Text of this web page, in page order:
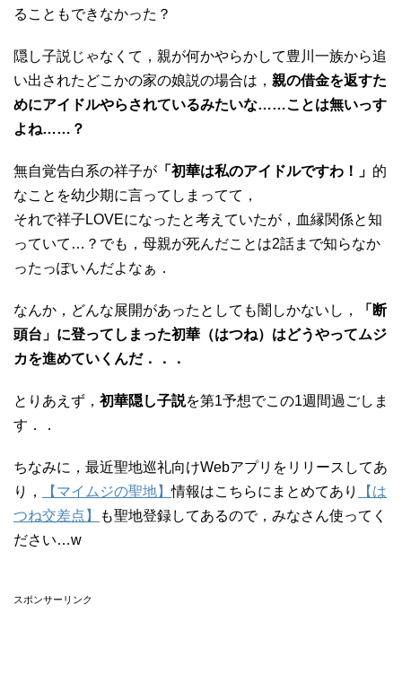
ることもできなかった？
隠し子説じゃなくて，親が何かやらかして豊川一族から追
い出されたどこかの家の娘説の場合は， 親の借金を返すた
めにアイドルやらされているみたいな……ことは無いっす
よね……？
無自覚告白系の祥子が 「初華は私のアイドルですわ！」 的
なことを幼少期に言ってしまってて，
それで祥子LOVEになったと考えていたが，血縁関係と知
っていて…？でも，母親が死んだことは2話まで知らなか
ったっぽいんだよなぁ．
なんか，どんな展開があったとしても闇しかないし，
「断
頭台」に登ってしまった初華（はつね）はどうやってムジ
カを進めていくんだ．．．
とりあえず， 初華隠し子説を第1予想でこの1週間過ごしま
す．．
ちなみに，最近聖地巡礼向けWebアプリをリリースしてあ
り，
【マイムジの聖地】情報はこちらにまとめてあり
【は
つね交差点】
も聖地登録してあるので，みなさん使ってく
ださい…w
スポンサーリンク